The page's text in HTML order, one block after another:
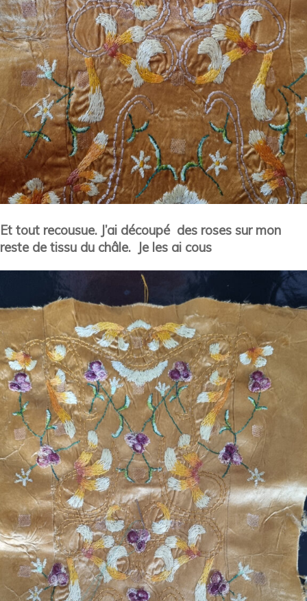
Et tout recousue. J’ai découpé des roses sur mon
reste de tissu du châle. Je les ai cous